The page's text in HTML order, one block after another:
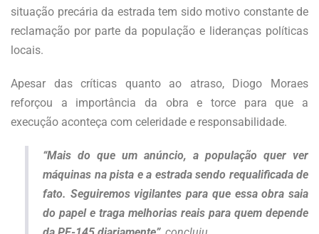
situação precária da estrada tem sido motivo constante de
reclamação por parte da população e lideranças políticas
locais.
Apesar das críticas quanto ao atraso, Diogo Moraes
reforçou a importância da obra e torce para que a
execução aconteça com celeridade e responsabilidade.
“Mais do que um anúncio, a população quer ver
máquinas na pista e a estrada sendo requalificada de
fato. Seguiremos vigilantes para que essa obra saia
do papel e traga melhorias reais para quem depende